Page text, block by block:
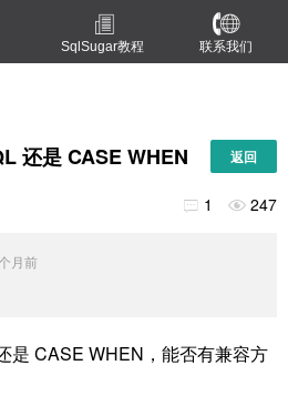
SqlSugar教程 联系我们
还是 CASE WHEN 返回
 1  247
月前
是 CASE WHEN，能否有兼容方